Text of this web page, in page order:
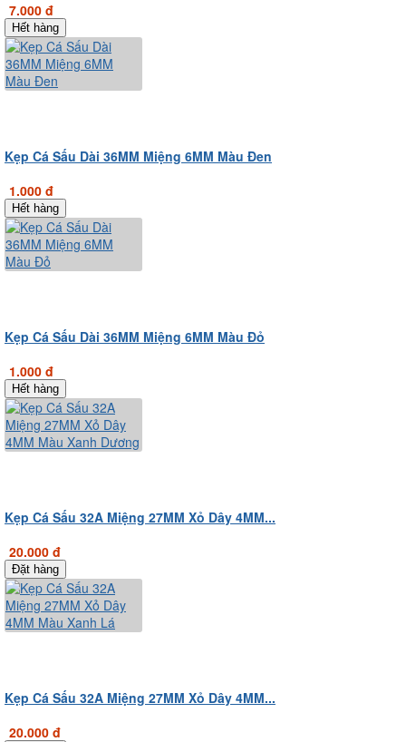
7.000 đ
Hết hàng
Kẹp Cá Sấu Dài 36MM Miệng 6MM Màu Đen
1.000 đ
Hết hàng
Kẹp Cá Sấu Dài 36MM Miệng 6MM Màu Đỏ
1.000 đ
Hết hàng
Kẹp Cá Sấu 32A Miệng 27MM Xỏ Dây 4MM...
20.000 đ
Đặt hàng
Kẹp Cá Sấu 32A Miệng 27MM Xỏ Dây 4MM...
20.000 đ